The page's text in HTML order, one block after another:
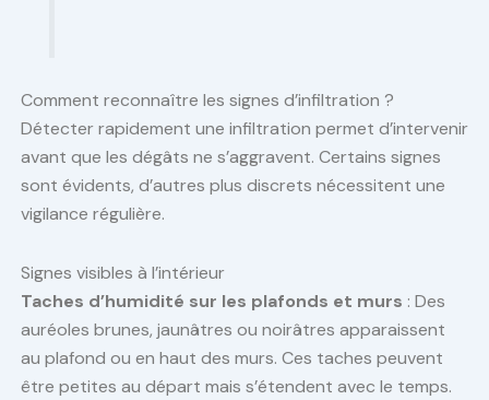
Comment reconnaître les signes d’infiltration ?
Détecter rapidement une infiltration permet d’intervenir
avant que les dégâts ne s’aggravent. Certains signes
sont évidents, d’autres plus discrets nécessitent une
vigilance régulière.
Signes visibles à l’intérieur
Taches d’humidité sur les plafonds et murs : Des
auréoles brunes, jaunâtres ou noirâtres apparaissent
au plafond ou en haut des murs. Ces taches peuvent
être petites au départ mais s’étendent avec le temps.